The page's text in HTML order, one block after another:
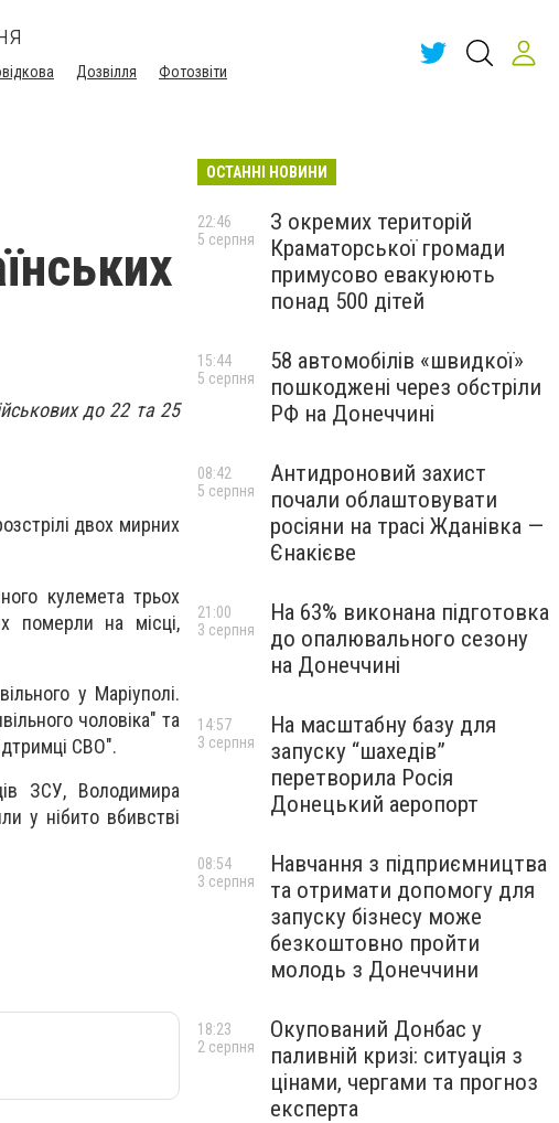
Дозвілля Фотозвіти
до 22 та 25
двох мирних
кулемета трьох
померли на місці,
у Маріуполі.
чоловіка" та
СВО".
ЗСУ, Володимира
у нібито вбивстві
ОСТАННІ НОВИНИ
З окремих територій
Краматорської громади
примусово евакуюють
понад 500 дітей
22:46
5 серпня
58 автомобілів «швидкої»
пошкоджені через обстріли
РФ на Донеччині
15:44
5 серпня
Антидроновий захист
почали облаштовувати
росіяни на трасі Жданівка —
Єнакієве
08:42
5 серпня
На 63% виконана підготовка
до опалювального сезону
на Донеччині
21:00
3 серпня
На масштабну базу для
запуску “шахедів”
перетворила Росія
Донецький аеропорт
14:57
3 серпня
Навчання з підприємництва
та отримати допомогу для
запуску бізнесу може
безкоштовно пройти
молодь з Донеччини
08:54
3 серпня
Окупований Донбас у
паливній кризі: ситуація з
цінами, чергами та прогноз
експерта
18:23
2 серпня